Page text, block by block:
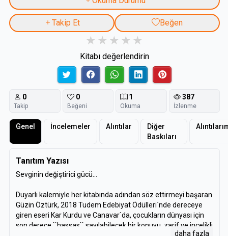
Takip Et Beğen
Kitabı değerlendirin
0
Takip
0
Beğeni
1
Okuma
387
İzlenme
Genel İncelemeler Alıntılar
Diğer
Baskıları
Tanıtım Yazısı
Sevginin değiştirici gücü...
Duyarlı kalemiyle her kitabında adından söz ettirmeyi başaran
Güzin Öztürk, 2018 Tudem Edebiyat Ödülleri`nde dereceye
giren eseri Kar Kurdu ve Canavar`da, çocukların dünyası için
son derece ``hassas`` sayılabilecek bir konuyu, zarif ve incelikli
daha fazla